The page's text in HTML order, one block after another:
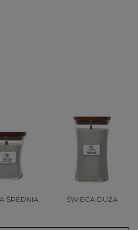
ŚREDNIA ŚWIECA DUŻA